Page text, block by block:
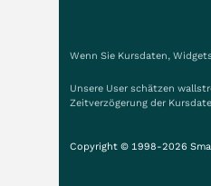
Wenn Sie Kursdaten,
Unsere User schätzen
Zeitverzögerung der
Copyright © 1998-2026